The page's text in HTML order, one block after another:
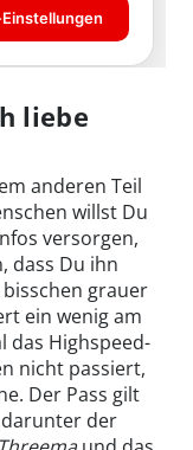
liebe
anderen Teil
willst Du
versorgen,
dass Du ihn
grauer
ein wenig am
das Highspeed-
nicht passiert,
Der Pass gilt
darunter der